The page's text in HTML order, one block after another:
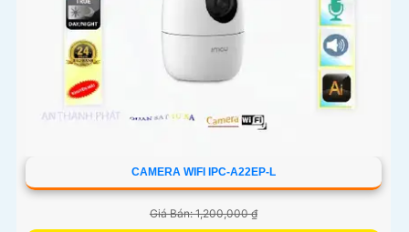
CAMERA WIFI IPC-A22EP-L
Giá Bán: 1,200,000 ₫